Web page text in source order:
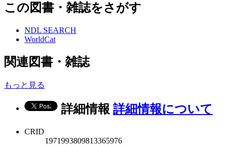
この図書・雑誌をさがす
NDL SEARCH
WorldCat
関連図書・雑誌
もっと見る
詳細情報 詳細情報について
CRID
1971993809813365976